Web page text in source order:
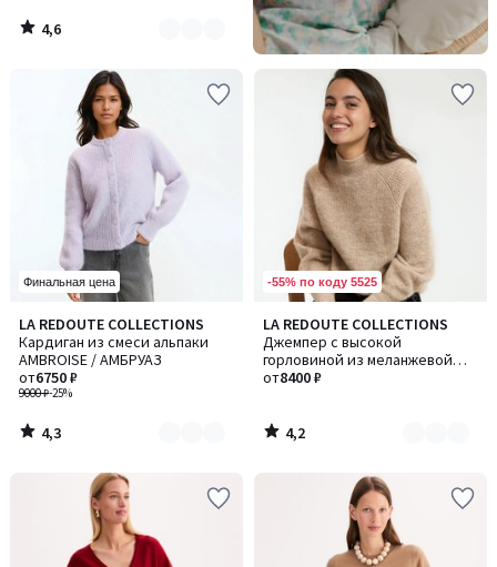
4,6
/
Финальная цена
LA REDOUTE COLLECTIONS
Кардиган из смеси альпаки
AMBROISE / АМБРУАЗ
9000 ₽-25%
от6750 ₽
4,3
/ 5
Количество
цветов:
5
4,3
/
-55% по коду 5525
LA REDOUTE COLLECTIONS
Джемпер с высокой
горловиной из меланжевой
шерсти альпаки, ARISTIDE /
от8400 ₽
4,2
/ 5
Количество
цветов:
5
4,2
/